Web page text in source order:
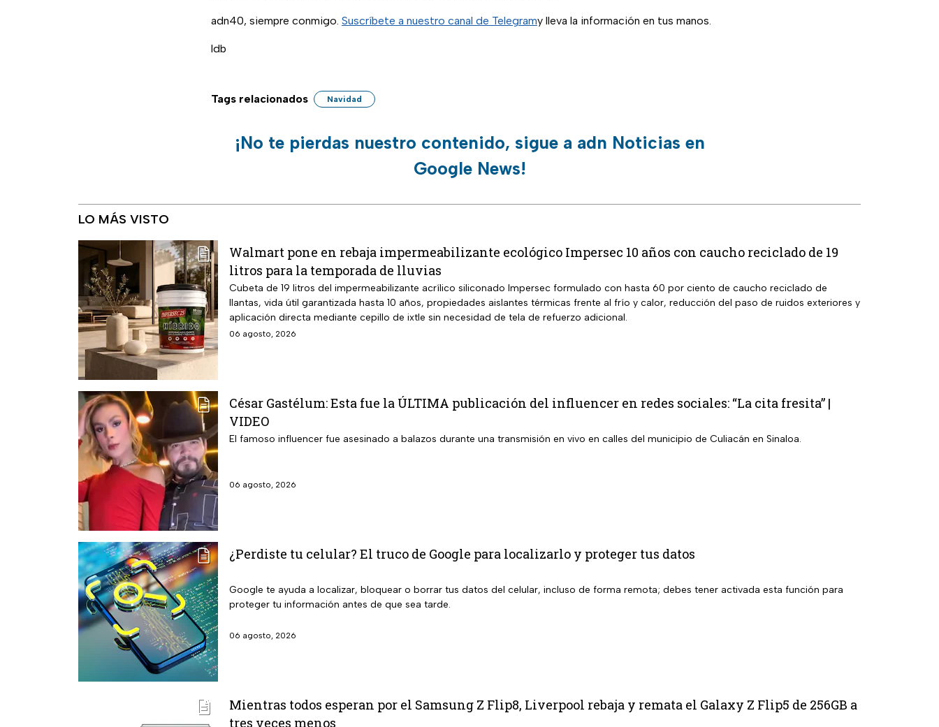
adn40, siempre conmigo. Suscríbete a nuestro canal de Telegramy lleva la información en tus manos.
ldb
Tags relacionados Navidad
¡No te pierdas nuestro contenido, sigue a adn Noticias en
Google News!
LO MÁS VISTO
Walmart pone en rebaja impermeabilizante ecológico Impersec 10 años con caucho reciclado de 19
litros para la temporada de lluvias
Cubeta de 19 litros del impermeabilizante acrílico siliconado Impersec formulado con hasta 60 por ciento de caucho reciclado de
llantas, vida útil garantizada hasta 10 años, propiedades aislantes térmicas frente al frío y calor, reducción del paso de ruidos exteriores y
aplicación directa mediante cepillo de ixtle sin necesidad de tela de refuerzo adicional.
06 agosto, 2026
César Gastélum: Esta fue la ÚLTIMA publicación del influencer en redes sociales: “La cita fresita” |
VIDEO
El famoso influencer fue asesinado a balazos durante una transmisión en vivo en calles del municipio de Culiacán en Sinaloa.
06 agosto, 2026
¿Perdiste tu celular? El truco de Google para localizarlo y proteger tus datos
Google te ayuda a localizar, bloquear o borrar tus datos del celular, incluso de forma remota; debes tener activada esta función para
proteger tu información antes de que sea tarde.
06 agosto, 2026
Mientras todos esperan por el Samsung Z Flip8, Liverpool rebaja y remata el Galaxy Z Flip5 de 256GB a
tres veces menos